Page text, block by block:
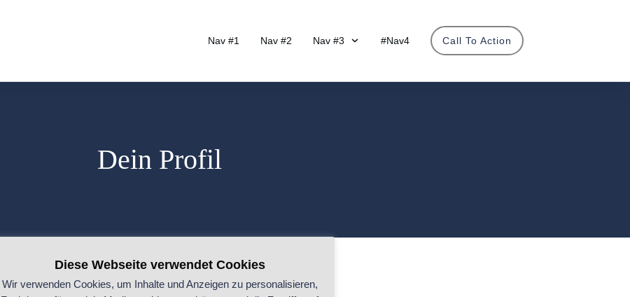
Nav #1 Nav #2 Nav #3 #Nav4 Call To Action
Dein Profil
Diese Webseite verwendet Cookies
Wir verwenden Cookies, um Inhalte und Anzeigen zu personalisieren,